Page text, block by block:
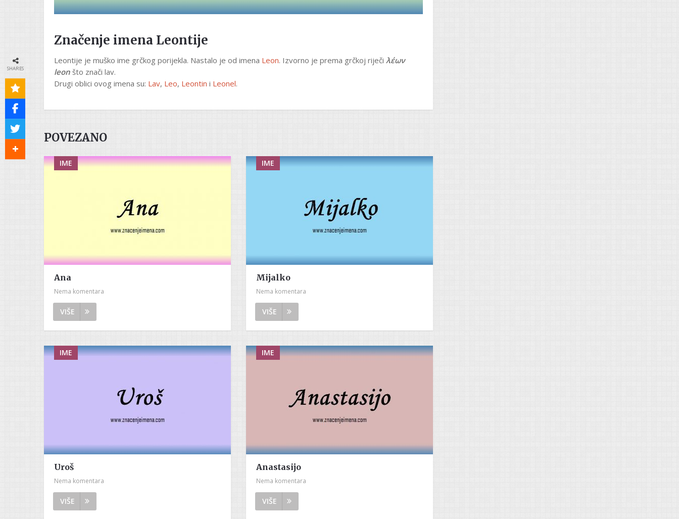
Značenje imena Leontije
Leontije je muško ime grčkog porijekla. Nastalo je od imena Leon. Izvorno je prema grčkoj riječi λέων
leon što znači lav.
Drugi oblici ovog imena su: Lav, Leo, Leontin i Leonel.
POVEZANO
IME
Ana
Nema komentara
VIŠE
IME
Mijalko
Nema komentara
VIŠE
IME
Uroš
Nema komentara
VIŠE
IME
Anastasijo
Nema komentara
VIŠE
SHARES